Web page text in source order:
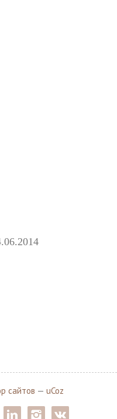
сайтов — uCoz
google-pllinkedin instagram